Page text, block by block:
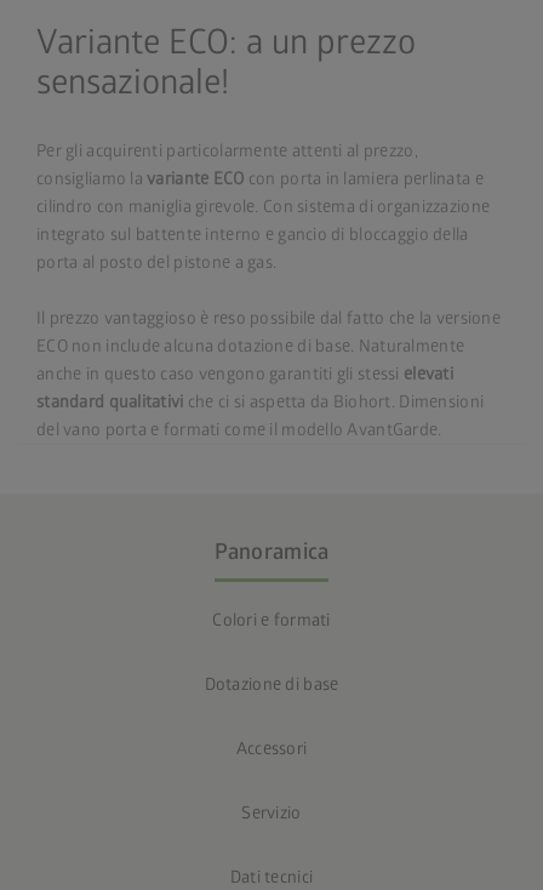
Variante ECO: a un prezzo
sensazionale!
Per gli acquirenti particolarmente attenti al prezzo,
consigliamo la variante ECO con porta in lamiera perlinata e
cilindro con maniglia girevole. Con sistema di organizzazione
integrato sul battente interno e gancio di bloccaggio della
porta al posto del pistone a gas.
Il prezzo vantaggioso è reso possibile dal fatto che la versione
ECO non include alcuna dotazione di base. Naturalmente
anche in questo caso vengono garantiti gli stessi elevati
standard qualitativi che ci si aspetta da Biohort. Dimensioni
del vano porta e formati come il modello AvantGarde.
Panoramica
Colori e formati
Dotazione di base
Accessori
Servizio
Dati tecnici